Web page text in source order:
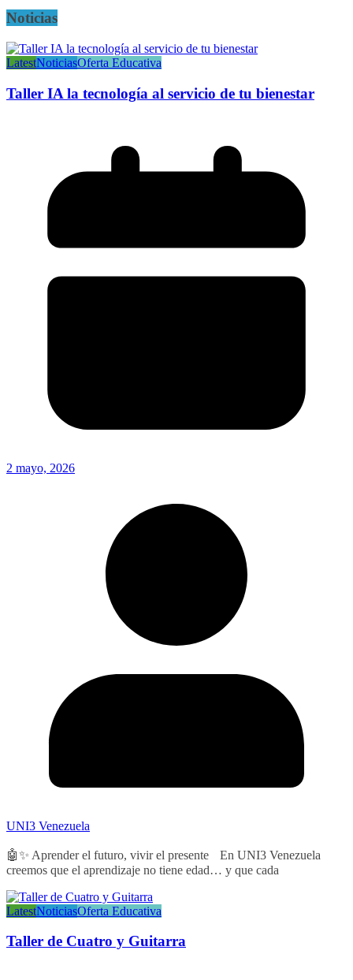
Noticias
LatestNoticiasOferta Educativa
Taller IA la tecnología al servicio de tu bienestar
2 mayo, 2026
UNI3 Venezuela
🤖✨ Aprender el futuro, vivir el presente En UNI3 Venezuela
creemos que el aprendizaje no tiene edad… y que cada
LatestNoticiasOferta Educativa
Taller de Cuatro y Guitarra